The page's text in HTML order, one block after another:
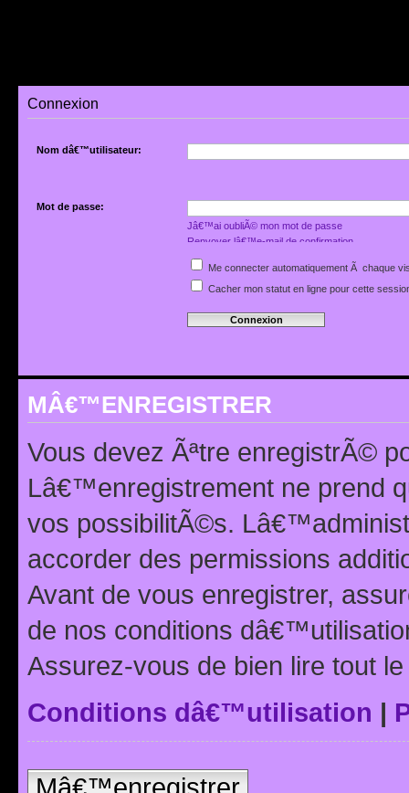
Connexion
Nom dâ€™utilisateur:
Mot de passe:
Jâ€™ai oubliÃ© mon mot de passe
Renvoyer lâ€™e-mail de confirmation
Me connecter automatiquement Ã chaque
Cacher mon statut en ligne pour cette
MÂ€™ENREGISTRER
Vous devez Ãªtre enregistrÃ©
Lâ€™enregistrement ne prend
vos possibilitÃ©s.
accorder des permissions
Avant de vous enregistrer,
de nos conditions
Assurez-vous de bien lire tout
Conditions dâ€™utilisation |
Mâ€™enregistrer